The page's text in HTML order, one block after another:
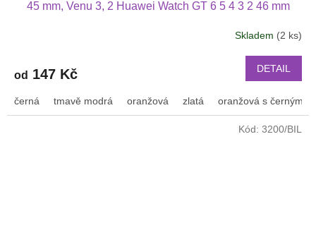
45 mm, Venu 3, 2 Huawei Watch GT 6 5 4 3 2 46 mm
Skladem (2 ks)
od 147 Kč DETAIL
černá tmavě modrá oranžová zlatá oranžová s černým
Kód: 3200/BIL